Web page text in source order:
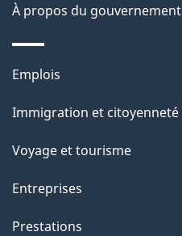
À propos du gouvernement
Thèmes
sujets
Emplois
Immigration et citoyenneté
Voyage et tourisme
Entreprises
Prestations